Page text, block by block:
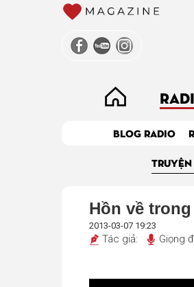
BLOG RADIO
Hồn về
2013-03-07 19:23
Tác giả: Giọng